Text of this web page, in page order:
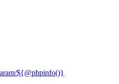
${@phpinfo()}